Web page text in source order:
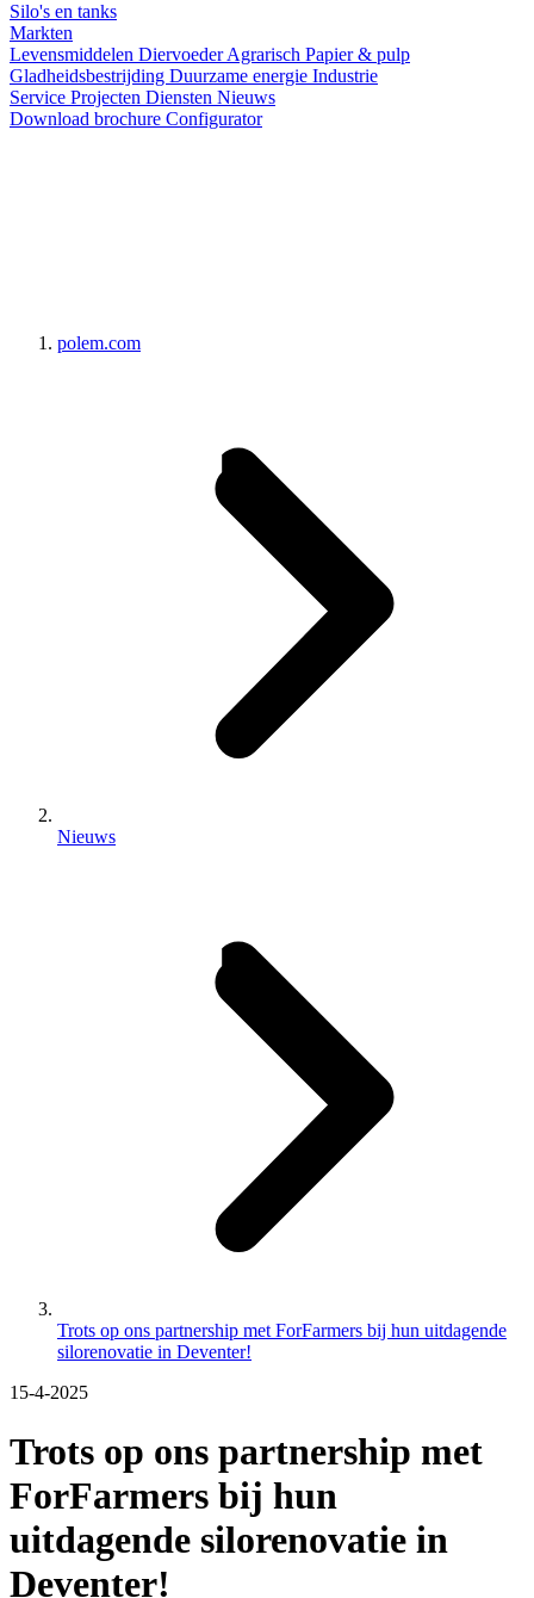
Silo's en tanks
Markten
Levensmiddelen DiervoederAgrarisch Papier & pulp
Gladheidsbestrijding Duurzame energie Industrie
Service Projecten Diensten Nieuws
Download brochure Configurator
polem.com
Nieuws
Trots op ons partnership met ForFarmers bij hun uitdagende
silorenovatie in Deventer!
15-4-2025
Trots op ons partnership met
ForFarmers bij hun
uitdagende silorenovatie in
Deventer!